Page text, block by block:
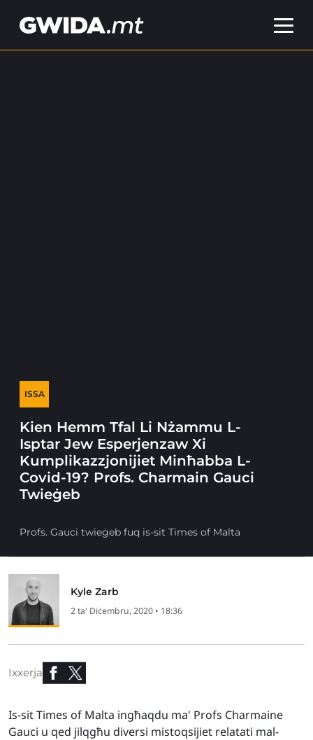
ISSA
Kien Hemm Tfal Li Nżammu L-
Isptar Jew Esperjenzaw Xi
Kumplikazzjonijiet Minħabba L-
Covid-19? Profs. Charmain Gauci
Twieġeb
Profs. Gauci twieġeb fuq is-sit Times of Malta
Kyle Zarb
2 ta' Diċembru, 2020 • 18:36
Ixxerja
Is-sit Times of Malta ingħaqdu ma' Profs Charmaine
Gauci u qed jilqgħu diversi mistoqsijiet relatati mal-